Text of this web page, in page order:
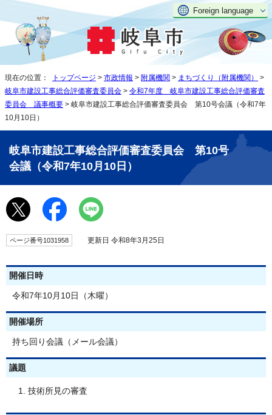
Foreign language
現在の位置： トップページ > 市政情報 > 附属機関 > まちづくり（附属機関）
>
岐阜市建設工事総合評価審査委員会 > 令和7年度 岐阜市建設工事総合評価審査
委員会 議事概要 > 岐阜市建設工事総合評価審査委員会 第10号会議（令和7年
10月10日）
岐阜市建設工事総合評価審査委員会 第10号
会議（令和7年10月10日）
ページ番号1031958 更新日 令和8年3月25日
開催日時
令和7年10月10日（木曜）
開催場所
持ち回り会議（メール会議）
議題
技術所見の審査